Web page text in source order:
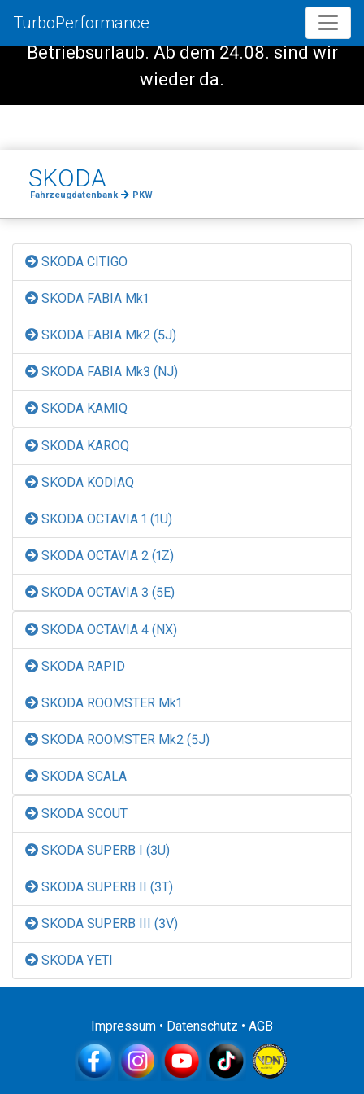
Vom 08.08. - 23.08. haben wir
Betriebsurlaub. Ab dem 24.08. sind wir
wieder da.
TurboPerformance
SKODA
Fahrzeugdatenbank PKW
SKODA CITIGO
SKODA FABIA Mk1
SKODA FABIA Mk2 (5J)
SKODA FABIA Mk3 (NJ)
SKODA KAMIQ
SKODA KAROQ
SKODA KODIAQ
SKODA OCTAVIA 1 (1U)
SKODA OCTAVIA 2 (1Z)
SKODA OCTAVIA 3 (5E)
SKODA OCTAVIA 4 (NX)
SKODA RAPID
SKODA ROOMSTER Mk1
SKODA ROOMSTER Mk2 (5J)
SKODA SCALA
SKODA SCOUT
SKODA SUPERB I (3U)
SKODA SUPERB II (3T)
SKODA SUPERB III (3V)
SKODA YETI
Impressum • Datenschutz • AGB